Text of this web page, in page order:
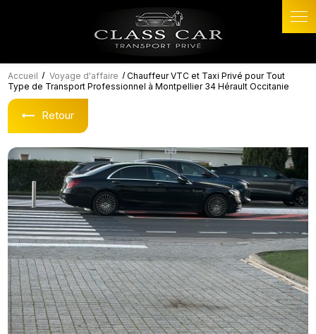
Accueil Voyage d'affaire
Chauffeur VTC et Taxi Privé pour Tout
Type de Transport Professionnel à Montpellier 34 Hérault Occitanie
Retour